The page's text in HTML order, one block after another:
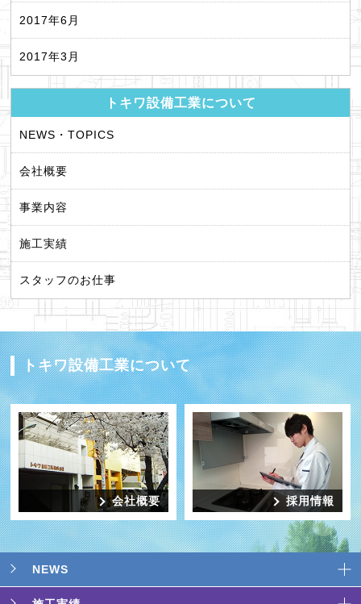
2017年6月
2017年3月
トキワ設備工業について
NEWS・TOPICS
会社概要
事業内容
施工実績
スタッフのお仕事
トキワ設備工業について
会社概要 採用情報
NEWS